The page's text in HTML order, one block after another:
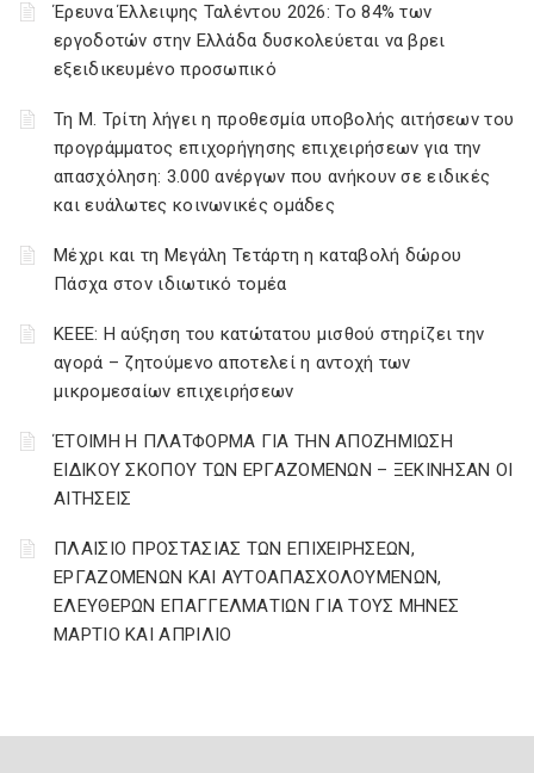
Έρευνα Έλλειψης Ταλέντου 2026: Το 84% των
εργοδοτών στην Ελλάδα δυσκολεύεται να βρει
εξειδικευμένο προσωπικό
Τη Μ. Τρίτη λήγει η προθεσμία υποβολής αιτήσεων του
προγράμματος επιχορήγησης επιχειρήσεων για την
απασχόληση: 3.000 ανέργων που ανήκουν σε ειδικές
και ευάλωτες κοινωνικές ομάδες
Μέχρι και τη Μεγάλη Τετάρτη η καταβολή δώρου
Πάσχα στον ιδιωτικό τομέα
ΚΕΕΕ: Η αύξηση του κατώτατου μισθού στηρίζει την
αγορά – ζητούμενο αποτελεί η αντοχή των
μικρομεσαίων επιχειρήσεων
ΈΤΟΙΜΗ Η ΠΛΑΤΦΟΡΜΑ ΓΙΑ ΤΗΝ ΑΠΟΖΗΜΙΩΣΗ
ΕΙΔΙΚΟΥ ΣΚΟΠΟΥ ΤΩΝ ΕΡΓΑΖΟΜΕΝΩΝ – ΞΕΚΙΝΗΣΑΝ ΟΙ
ΑΙΤΗΣΕΙΣ
ΠΛΑΙΣΙΟ ΠΡΟΣΤΑΣΙΑΣ ΤΩΝ ΕΠΙΧΕΙΡΗΣΕΩΝ,
ΕΡΓΑΖΟΜΕΝΩΝ ΚΑΙ ΑΥΤΟΑΠΑΣΧΟΛΟΥΜΕΝΩΝ,
ΕΛΕΥΘΕΡΩΝ ΕΠΑΓΓΕΛΜΑΤΙΩΝ ΓΙΑ ΤΟΥΣ ΜΗΝΕΣ
ΜΑΡΤΙΟ ΚΑΙ ΑΠΡΙΛΙΟ